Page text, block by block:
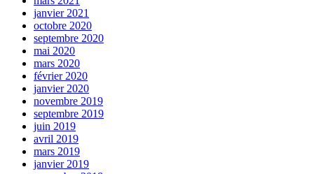
janvier 2021
octobre 2020
septembre 2020
mai 2020
mars 2020
février 2020
janvier 2020
novembre 2019
septembre 2019
juin 2019
avril 2019
mars 2019
janvier 2019